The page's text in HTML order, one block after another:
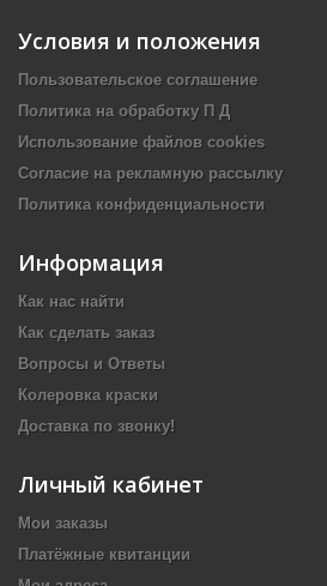
Условия и положения
Пользовательское соглашение
Политика на обработку П Д
Использование файлов cookies
Согласие на рекламную рассылку
Политика конфиденциальности
Информация
Как нас найти
Как сделать заказ
Вопросы и Ответы
Колеровка краски
Доставка по звонку!
Личный кабинет
Мои заказы
Платёжные квитанции